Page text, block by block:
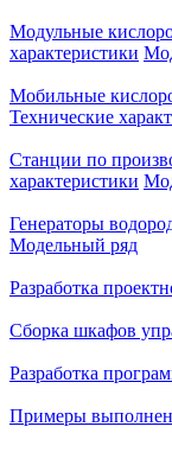
Модульные
характеристики
Мобильные
Технические
Станции по
характеристики
Генераторы
Модельный ряд
Разработка
Сборка шкафов
Разработка
Примеры